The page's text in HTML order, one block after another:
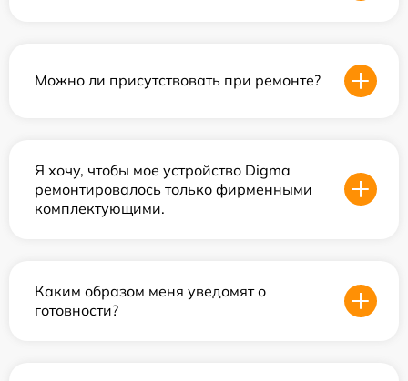
Можно ли присутствовать при ремонте?
Я хочу, чтобы мое устройство Digma
ремонтировалось только фирменными
комплектующими.
Каким образом меня уведомят о
готовности?